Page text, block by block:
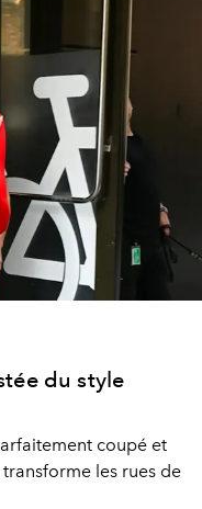
du style
coupé et
les rues de